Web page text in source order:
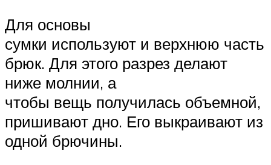
Для основы
сумки используют и верхнюю часть
брюк. Для этого разрез делают
ниже молнии, а
чтобы вещь получилась объемной,
пришивают дно. Его выкраивают из
одной брючины.